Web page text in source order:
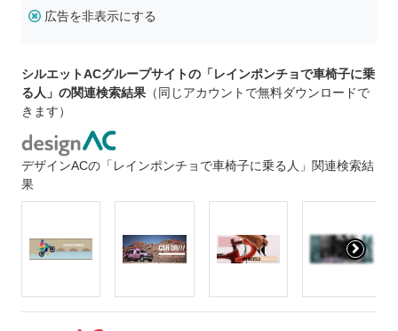
広告を非表示にする
シルエットACグループサイトの「レインポンチョで車椅子に乗
る人」の関連検索結果 （同じアカウントで無料ダウンロードで
きます）
デザインACの「レインポンチョで車椅子に乗る人」関連検索結
果